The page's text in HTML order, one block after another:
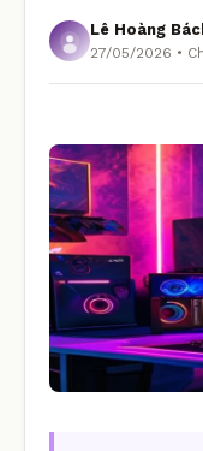
Lê Hoàng
27/05/2026 •